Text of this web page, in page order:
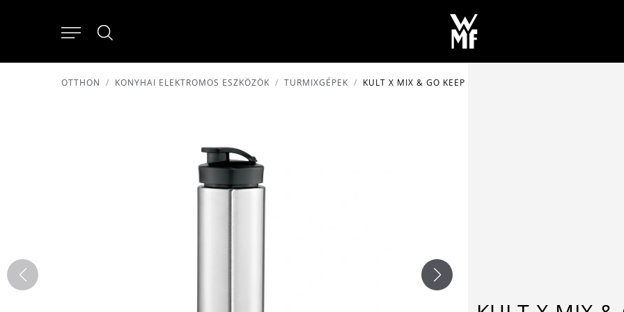
OTTHON KONYHAI ELEKTROMOS ESZKÖZÖK TURMIXGÉPEK KULT X MIX & GO KEEP COOL TURMIXGÉP